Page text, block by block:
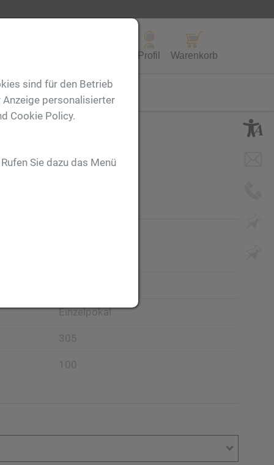
Profil Warenkorb
Einzelpokal
305
100
sind für den Betrieb
personalisierter
Cookie Policy.
Sie dazu das Menü